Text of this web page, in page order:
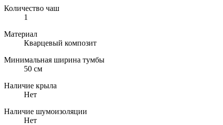
Количество чаш
1
Материал
Кварцевый композит
Минимальная ширина тумбы
50 см
Наличие крыла
Нет
Наличие шумоизоляции
Нет